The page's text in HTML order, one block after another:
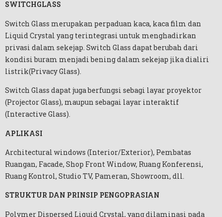
SWITCHGLASS
Switch Glass merupakan perpaduan kaca, kaca film dan
Liquid Crystal yang terintegrasi untuk menghadirkan
privasi dalam sekejap. Switch Glass dapat berubah dari
kondisi buram menjadi bening dalam sekejap jika dialiri
listrik(Privacy Glass).
Switch Glass dapat juga berfungsi sebagi layar proyektor
(Projector Glass), maupun sebagai layar interaktif
(Interactive Glass).
APLIKASI
Architectural windows (Interior/Exterior), Pembatas
Ruangan, Facade, Shop Front Window, Ruang Konferensi,
Ruang Kontrol, Studio TV, Pameran, Showroom, dll.
STRUKTUR DAN PRINSIP PENGOPRASIAN
Polymer Dispersed Liquid Crystal, yang dilaminasi pada